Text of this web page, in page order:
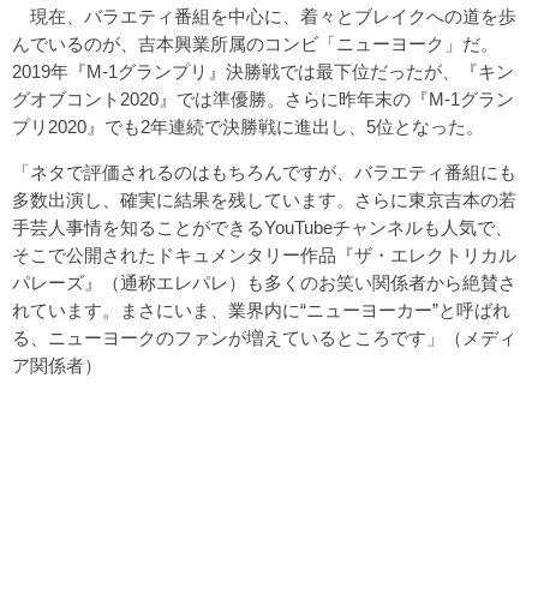
現在、バラエティ番組を中心に、着々とブレイクへの道を歩
んでいるのが、吉本興業所属のコンビ「ニューヨーク」だ。
2019年『M-1グランプリ』決勝戦では最下位だったが、『キン
グオブコント2020』では準優勝。さらに昨年末の『M-1グラン
プリ2020』でも2年連続で決勝戦に進出し、5位となった。
「ネタで評価されるのはもちろんですが、バラエティ番組にも
多数出演し、確実に結果を残しています。さらに東京吉本の若
手芸人事情を知ることができるYouTubeチャンネルも人気で、
そこで公開されたドキュメンタリー作品『ザ・エレクトリカル
パレーズ』（通称エレパレ）も多くのお笑い関係者から絶賛さ
れています。まさにいま、業界内に“ニューヨーカー”と呼ばれ
る、ニューヨークのファンが増えているところです」（メディ
ア関係者）